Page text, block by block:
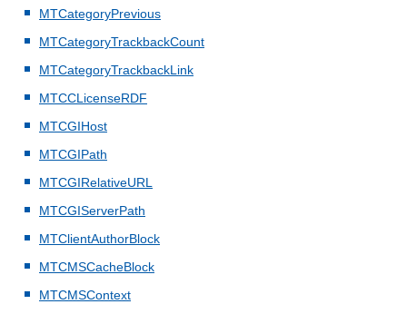
MTCategoryPrevious
MTCategoryTrackbackCount
MTCategoryTrackbackLink
MTCCLicenseRDF
MTCGIHost
MTCGIPath
MTCGIRelativeURL
MTCGIServerPath
MTClientAuthorBlock
MTCMSCacheBlock
MTCMSContext